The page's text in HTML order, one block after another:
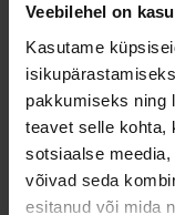
Veebilehel on
Kasutame
pakkumiseks ning
teavet selle kohta,
sotsiaalse
võivad seda
esitanud või mida
Bentley
BMW
BYD
Cadillac
Chevrolet